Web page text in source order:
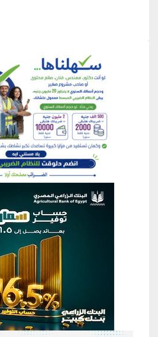
منطقة إعلانية
منطقة إعلانية